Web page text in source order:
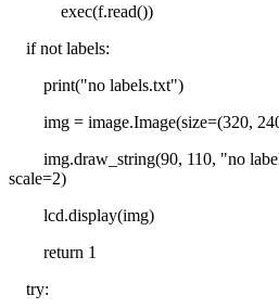
exec(f.read())
if not labels:
print("no labels.txt")
img = image.Image(size=(320,
img.draw_string(90, 110, "no
scale=2)
lcd.display(img)
return 1
try: